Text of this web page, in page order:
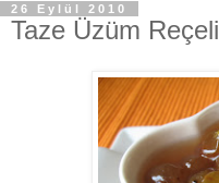
26 Eylül 2010
Taze Üzüm Reçeli